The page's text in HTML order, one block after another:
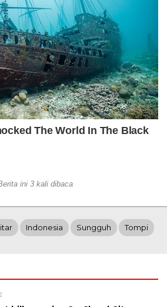
ini 3 kali dibaca
Indonesia Sungguh Tompi